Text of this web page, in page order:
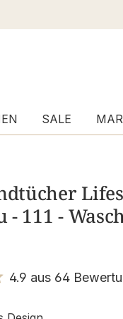
SALE
- 111 -
4.9 aus 64